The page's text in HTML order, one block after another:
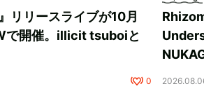
リリースライブが10月
で開催。illicit tsuboiと
0